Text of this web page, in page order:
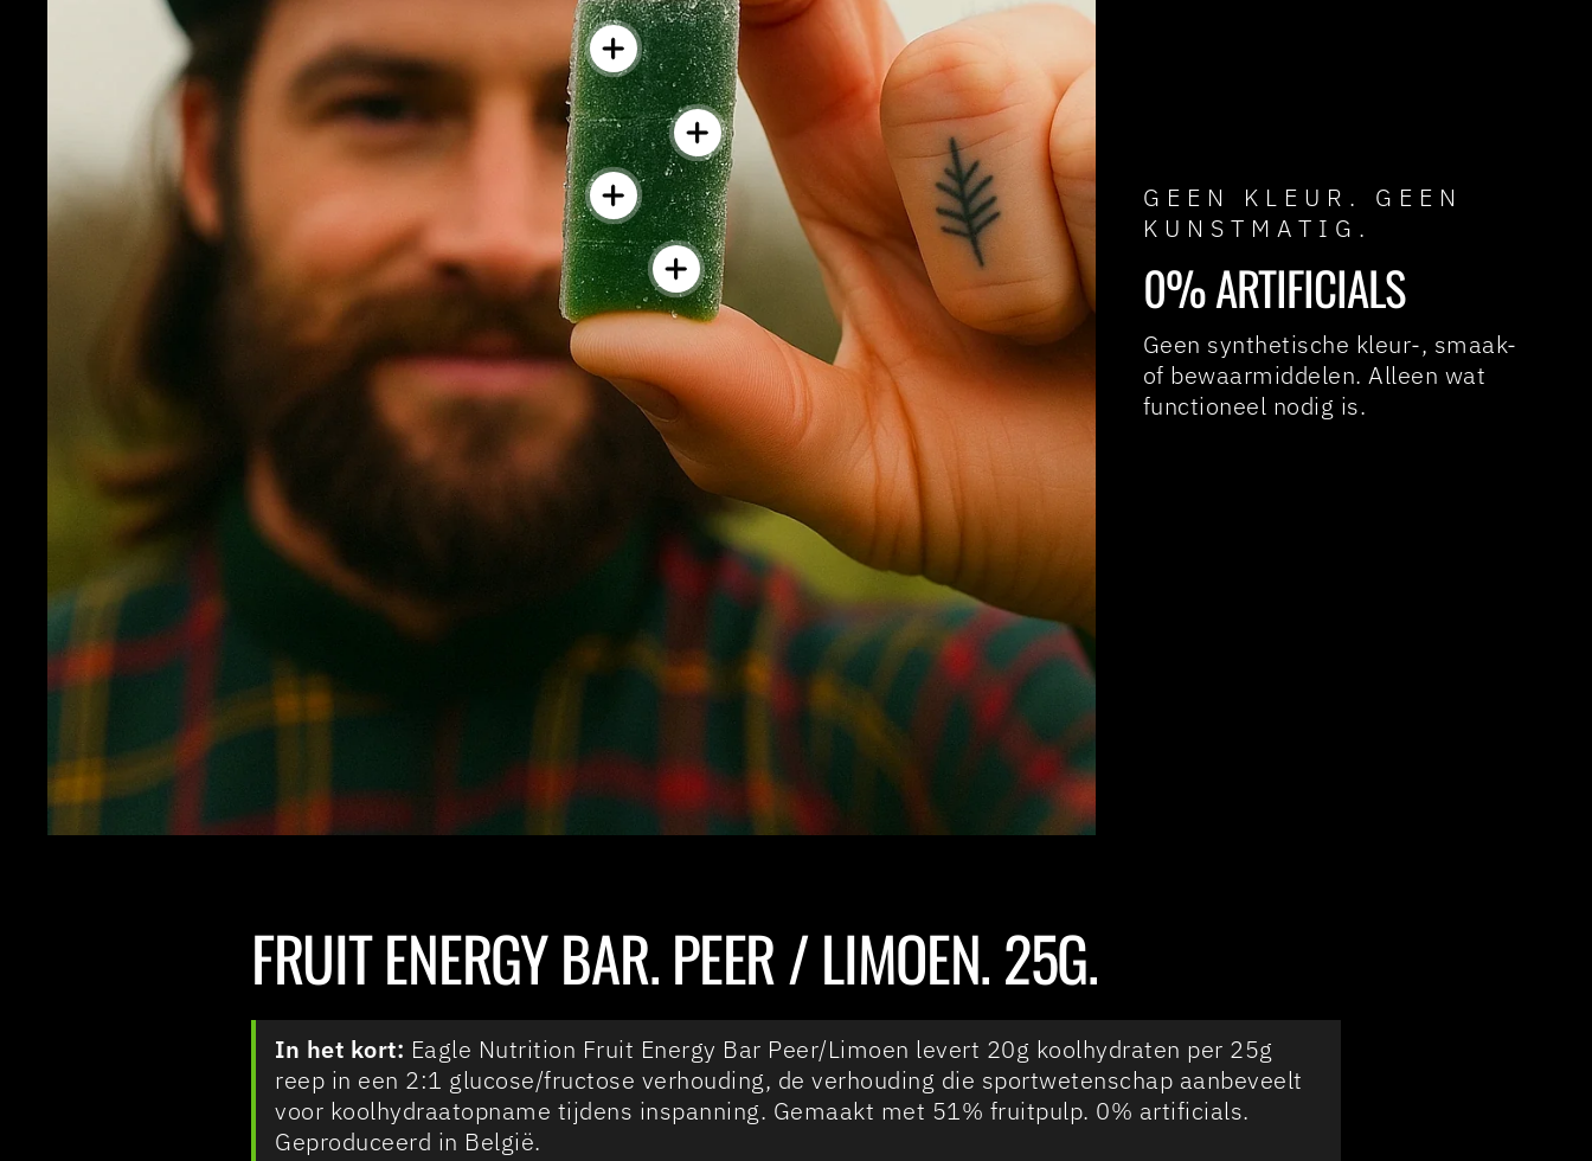
GEEN KLEUR. GEEN
KUNSTMATIG.
0% ARTIFICIALS
Geen synthetische kleur-, smaak-
of bewaarmiddelen. Alleen wat
functioneel nodig is.
FRUIT ENERGY BAR. PEER / LIMOEN. 25G.
In het kort: Eagle Nutrition Fruit Energy Bar Peer/Limoen levert 20g koolhydraten per 25g
reep in een 2:1 glucose/fructose verhouding, de verhouding die sportwetenschap aanbeveelt
voor koolhydraatopname tijdens inspanning. Gemaakt met 51% fruitpulp. 0% artificials.
Geproduceerd in België.